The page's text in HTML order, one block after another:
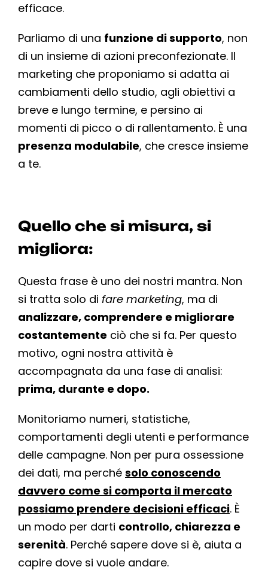
efficace.
Parliamo di una funzione di supporto, non
di un insieme di azioni preconfezionate. Il
marketing che proponiamo si adatta ai
cambiamenti dello studio, agli obiettivi a
breve e lungo termine, e persino ai
momenti di picco o di rallentamento. È una
presenza modulabile, che cresce insieme
a te.
Quello che si misura, si
migliora:
Questa frase è uno dei nostri mantra. Non
si tratta solo di fare marketing, ma di
analizzare, comprendere e migliorare
costantemente ciò che si fa. Per questo
motivo, ogni nostra attività è
accompagnata da una fase di analisi:
prima, durante e dopo.
Monitoriamo numeri, statistiche,
comportamenti degli utenti e performance
delle campagne. Non per pura ossessione
dei dati, ma perché solo conoscendo
davvero come si comporta il mercato
possiamo prendere decisioni efficaci. È
un modo per darti controllo, chiarezza e
serenità. Perché sapere dove si è, aiuta a
capire dove si vuole andare.